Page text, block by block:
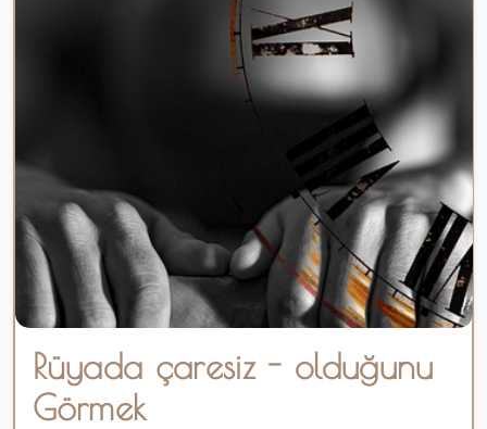
Rüyada çaresiz - olduğunu
Görmek